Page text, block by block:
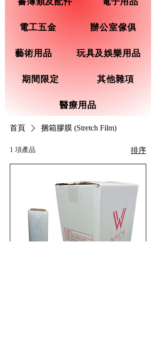
電工五金 辦公室傢俱
藝術用品 玩具及娛樂用品
期間限定 其他雜項
醫療用品
首頁 捆箱膠膜 (Stretch Film)
1 項產品 排序